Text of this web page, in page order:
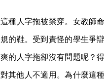
這種人字拖被禁穿。女教師
規的鞋。受到責怪的學生爭
爽的人字拖卻沒有問題呢？
對其他人不適用。為什麼這